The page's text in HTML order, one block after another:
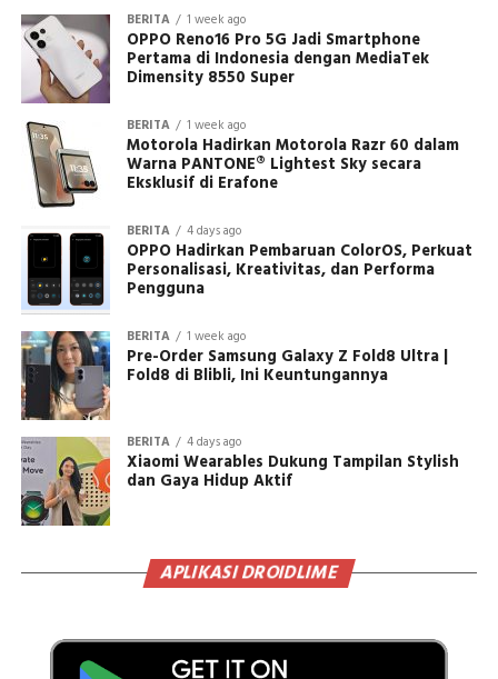
BERITA 1 week ago
OPPO Reno16 Pro 5G Jadi Smartphone
Pertama di Indonesia dengan MediaTek
Dimensity 8550 Super
BERITA 1 week ago
Motorola Hadirkan Motorola Razr 60 dalam
Warna PANTONE® Lightest Sky secara
Eksklusif di Erafone
BERITA 4 days ago
OPPO Hadirkan Pembaruan ColorOS, Perkuat
Personalisasi, Kreativitas, dan Performa
Pengguna
BERITA 1 week ago
Pre-Order Samsung Galaxy Z Fold8 Ultra |
Fold8 di Blibli, Ini Keuntungannya
BERITA 4 days ago
Xiaomi Wearables Dukung Tampilan Stylish
dan Gaya Hidup Aktif
APLIKASI DROIDLIME